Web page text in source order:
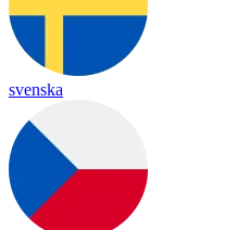
svenska